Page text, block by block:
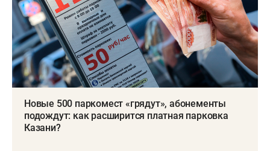
Новые 500 паркомест «грядут», абонементы
подождут: как расширится платная парковка
Казани?